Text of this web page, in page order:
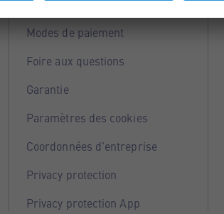
Magasins
Modes de paiement
Foire aux questions
Garantie
Paramètres des cookies
Coordonnées d'entreprise
Privacy protection
Privacy protection App